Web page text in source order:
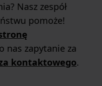
Nasz zespół
pomoże!
nas zapytanie za
kontaktowego.